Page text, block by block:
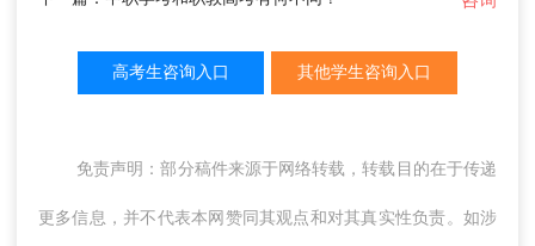
高考生咨询入口 其他学生咨询入口
免责声明：部分稿件来源于网络转载，转载目的在于传递
更多信息，并不代表本网赞同其观点和对其真实性负责。如涉